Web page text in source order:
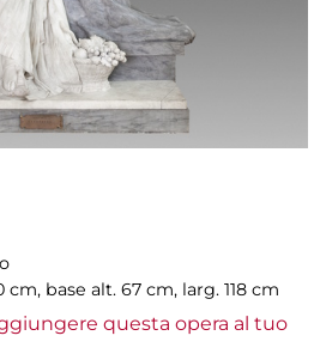
cm, base alt. 67 cm, larg. 118 cm
questa opera al tuo